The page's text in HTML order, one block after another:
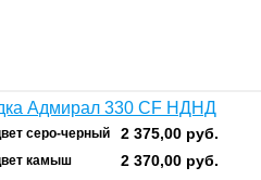
Адмирал 330 СF НДНД
серо-черный 2 375,00 руб.
камыш 2 370,00 руб.